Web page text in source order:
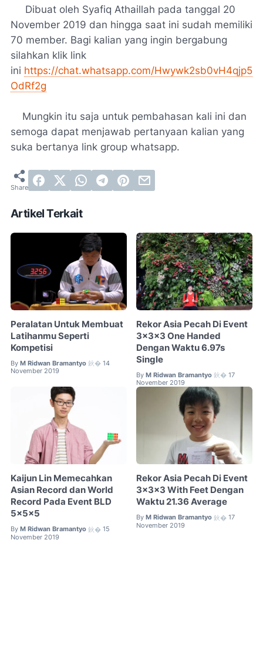
Dibuat oleh Syafiq Athaillah pada tanggal 20
November 2019 dan hingga saat ini sudah memiliki
70 member. Bagi kalian yang ingin bergabung
silahkan klik link
ini https://chat.whatsapp.com/Hwywk2sb0vH4qjp5
OdRf2g
Mungkin itu saja untuk pembahasan kali ini dan
semoga dapat menjawab pertanyaan kalian yang
suka bertanya link group whatsapp.
Artikel Terkait
Peralatan Untuk Membuat
Latihanmu Seperti
Kompetisi
By M Ridwan Bramantyo 鈥� 14
November 2019
Rekor Asia Pecah Di Event
3x3x3 One Handed
Dengan Waktu 6.97s
Single
By M Ridwan Bramantyo 鈥� 17
November 2019
Kaijun Lin Memecahkan
Asian Record dan World
Record Pada Event BLD
5x5x5
By M Ridwan Bramantyo 鈥� 15
November 2019
Rekor Asia Pecah Di Event
3x3x3 With Feet Dengan
Waktu 21.36 Average
By M Ridwan Bramantyo 鈥� 17
November 2019